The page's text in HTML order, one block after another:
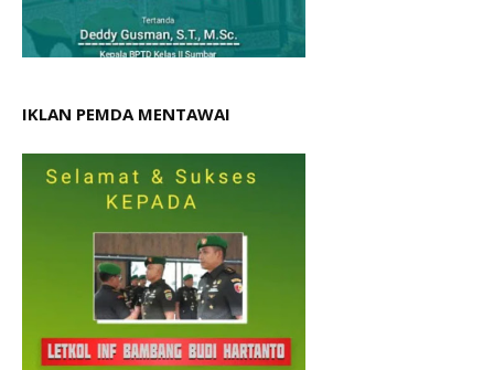
IKLAN PEMDA MENTAWAI